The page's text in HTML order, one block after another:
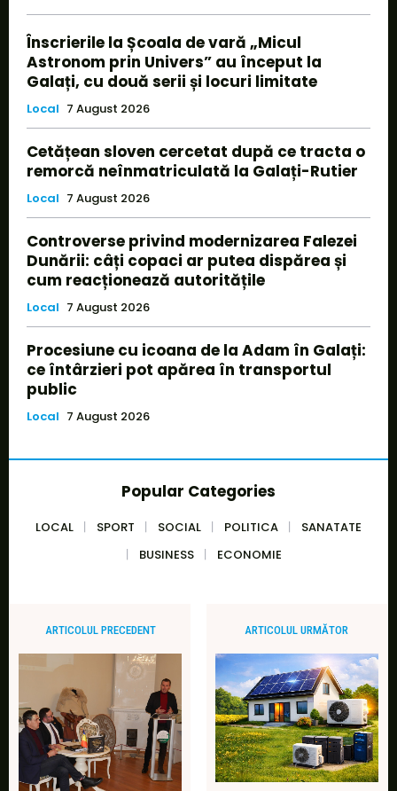
Înscrierile la Școala de vară „Micul
Astronom prin Univers” au început la
Galați, cu două serii și locuri limitate
Local 7 August 2026
Cetățean sloven cercetat după ce tracta o
remorcă neînmatriculată la Galați-Rutier
Local 7 August 2026
Controverse privind modernizarea Falezei
Dunării: câți copaci ar putea dispărea și
cum reacționează autoritățile
Local 7 August 2026
Procesiune cu icoana de la Adam în Galați:
ce întârzieri pot apărea în transportul
public
Local 7 August 2026
Popular Categories
LOCAL SPORT SOCIAL POLITICA
SANATATE
BUSINESS
ECONOMIE
ARTICOLUL PRECEDENT ARTICOLUL URMĂTOR